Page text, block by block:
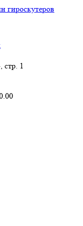
стр. 1